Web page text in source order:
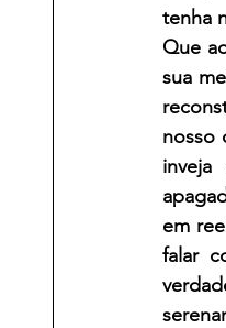
tenha
Que
sua
nosso
em
falar